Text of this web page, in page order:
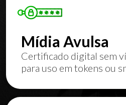
Mídia Avulsa
Certificado digital sem
para uso em tokens ou